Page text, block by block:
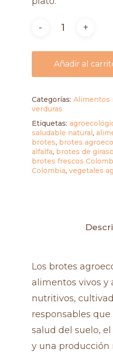
Añadir al
Categorías: Alimentos
verduras
Etiquetas:
saludable natural,
brotes, brotes
alfalfa, brotes de
brotes frescos
Colombia, vegetales
Los brotes
alimentos vivos y
nutritivos,
responsables
salud del suelo,
y una producción